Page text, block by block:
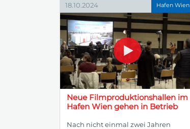
18.10.2024 Hafen Wien
Neue Filmproduktionshallen im
Hafen Wien gehen in Betrieb
Nach nicht einmal zwei Jahren